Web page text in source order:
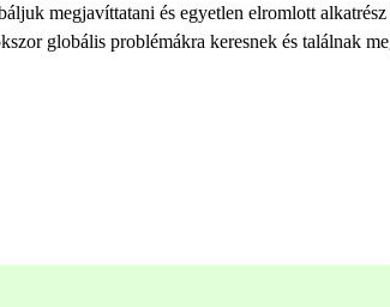
megjavíttatani és egyetlen elromlott
globális problémákra keresnek és találnak